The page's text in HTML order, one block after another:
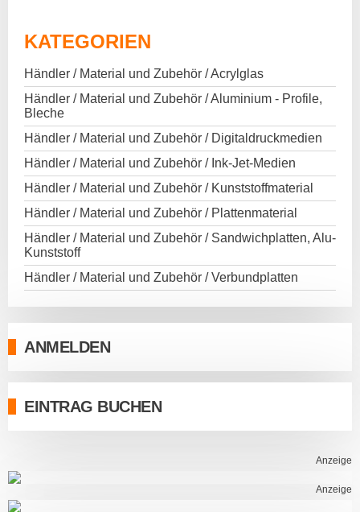
Anzeige
Anzeige
KATEGORIEN
Händler / Material und Zubehör / Acrylglas
Händler / Material und Zubehör / Aluminium - Profile,
Bleche
Händler / Material und Zubehör / Digitaldruckmedien
Händler / Material und Zubehör / Ink-Jet-Medien
Händler / Material und Zubehör / Kunststoffmaterial
Händler / Material und Zubehör / Plattenmaterial
Händler / Material und Zubehör / Sandwichplatten, Alu-
Kunststoff
Händler / Material und Zubehör / Verbundplatten
ANMELDEN
EINTRAG BUCHEN